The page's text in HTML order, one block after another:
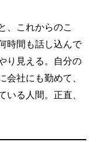
、これからのこ
時間も話し込んで
り見える。自分の
会社にも勤めて、
いる人間。正直、